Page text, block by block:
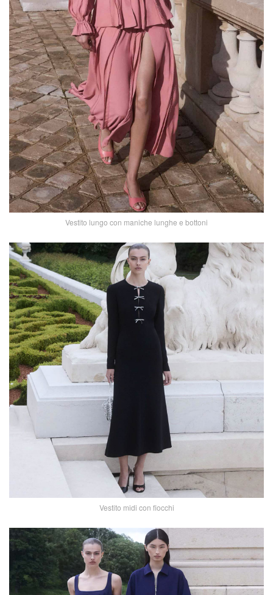
Vestito lungo con maniche lunghe e bottoni
Vestito midi con fiocchi